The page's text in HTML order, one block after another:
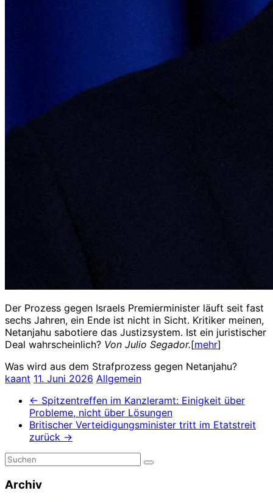
Der Prozess gegen Israels Premierminister läuft seit fast
sechs Jahren, ein Ende ist nicht in Sicht. Kritiker meinen,
Netanjahu sabotiere das Justizsystem. Ist ein juristischer
Deal wahrscheinlich? Von Julio Segador.[mehr]
Was wird aus dem Strafprozess gegen Netanjahu?
kaant 11. Juni 2026 Allgemein
← Spitzentreffen im Kanzleramt: Einigkeit über
Probleme, nicht über Lösungen
Britischer Verteidigungsminister tritt im Etatstreit
zurück →
Archiv